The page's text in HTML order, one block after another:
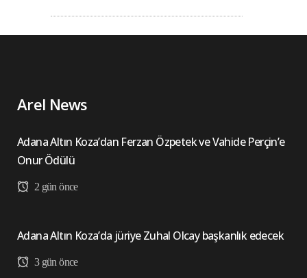
Arel News
Adana Altın Koza’dan Ferzan Özpetek ve Vahide Perçin’e
Onur Ödülü
2 gün önce
Adana Altın Koza’da jüriye Zuhal Olcay başkanlık edecek
3 gün önce